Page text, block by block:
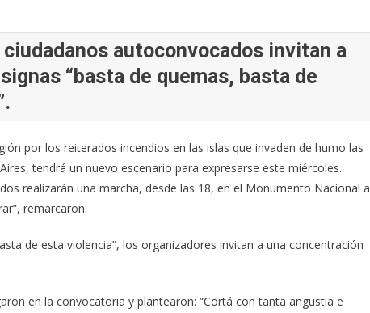
autoconvocados invitan a
“basta de quemas, basta de
por los reiterados incendios en las islas que invaden de humo las
tendrá un nuevo escenario para expresarse este miércoles.
realizarán una marcha, desde las 18, en el Monumento Nacional a
remarcaron.
de esta violencia”, los organizadores invitan a una concentración
en la convocatoria y plantearon: “Cortá con tanta angustia e